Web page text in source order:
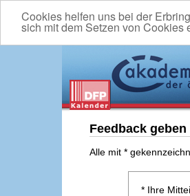
Cookies helfen uns bei der
sich mit dem Setzen von Cookies
Feedback geben
Alle mit *
* Ihre